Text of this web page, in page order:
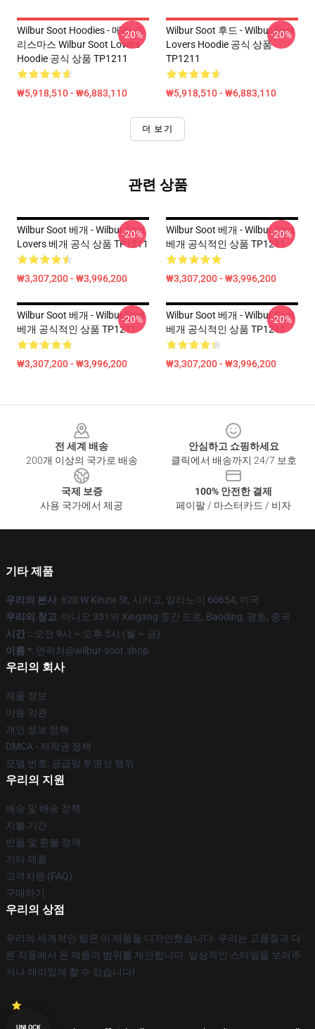
Wilbur Soot Hoodies - 메리 크
리스마스 Wilbur Soot Lovers
Hoodie 공식 상품 TP1211
₩5,918,510 - ₩6,883,110
-20%
Wilbur Soot 후드 - Wilbur Soot
Lovers Hoodie 공식 상품
TP1211
₩5,918,510 - ₩6,883,110
-20%
더 보기
관련 상품
Wilbur Soot 베개 - Wilbur Soot
Lovers 베개 공식 상품 TP1211
₩3,307,200 - ₩3,996,200
-20%
Wilbur Soot 베개 - Wilbur Soot
베개 공식적인 상품 TP1211
₩3,307,200 - ₩3,996,200
-20%
Wilbur Soot 베개 - Wilbur Soot
베개 공식적인 상품 TP1211
₩3,307,200 - ₩3,996,200
-20%
Wilbur Soot 베개 - Wilbur Soot
베개 공식적인 상품 TP1211
₩3,307,200 - ₩3,996,200
-20%
전 세계 배송
200개 이상의 국가로 배송
안심하고 쇼핑하세요
클릭에서 배송까지 24/7 보호
국제 보증
사용 국가에서 제공
100% 안전한 결제
페이팔 / 마스터카드 / 비자
기타 제품
우리의 본사: 620 W Kinzie St, 시카고, 일리노이 60654, 미국
우리의 창고: 아니오 351의 Xingang 중간 도로, Baoding, 광동, 중국
시간 :: 오전 9시 ~ 오후 5시 (월 ~ 금)
이름 *: 연락처@wilbur-soot.shop
우리의 회사
제품 정보
이용 약관
개인 정보 정책
DMCA - 저작권 정책
모델 번호: 공급망 투명성 행위
우리의 지원
배송 및 배송 정책
지불 기간
반품 및 환불 정책
기타 제품
고객지원 (FAQ)
구매하기
우리의 상점
우리의 세계적인 팀은 이 제품을 디자인했습니다. 우리는 고품질과 다
른 작풍에서 온 제품의 범위를 제안합니다. 일상적인 스타일을 보여주
거나 재미있게 할 수 있습니다!
UNLOCK